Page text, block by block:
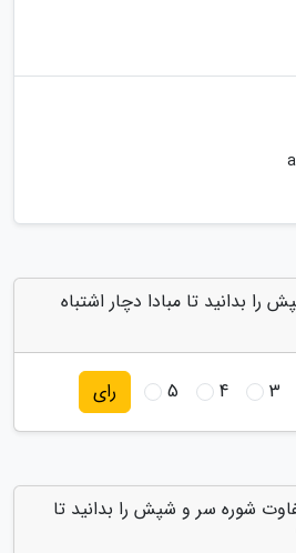
بدانید تا مبادا دچار اشتباه
3
4
5 رای
شوره سر و شپش را بدانید تا